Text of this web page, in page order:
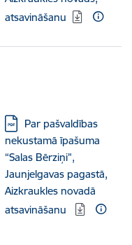
atsavināšanu
Lejupielādēt:
Par pašvaldības
nekustamā īpašuma
“Salas Bērziņi”,
Jaunjelgavas pagastā,
Aizkraukles novadā
atsavināšanu